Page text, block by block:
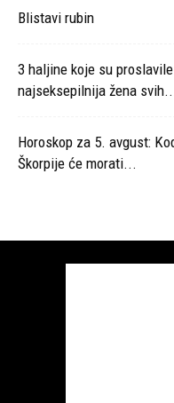
Blistavi rubin
3 haljine koje su
najseksepilnija žena
Horoskop za 5. avgust:
Škorpije će morati...